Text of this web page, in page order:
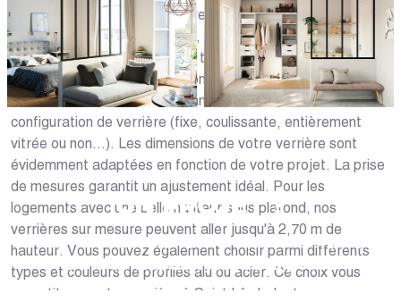
Votre maison est unique, votre verrière à Saint Lô (50000)
doit l'être aussi ! Chez Caséo, nous concevons des
verrières sur mesure afin que tous les Louhannais puissent
trouver celle qui leur correspond. Nous vous proposons
différentes options de personnalisation adaptées à chaque
configuration de verrière (fixe, coulissante, entièrement
vitrée ou non...). Les dimensions de votre verrière sont
évidemment adaptées en fonction de votre projet. La prise
de mesures garantit un ajustement idéal. Pour les
logements avec une belle hauteur sous plafond, nos
verrières sur mesure peuvent aller jusqu'à 2,70 m de
hauteur. Vous pouvez également choisir parmi différents
types et couleurs de profilés alu ou acier. Ce choix vous
garantit que votre verrière à Saint Lô s'adapte
UN PROJET ?
Nous vous accompagnons dans votre projet
de la conception jusqu’à la pose !